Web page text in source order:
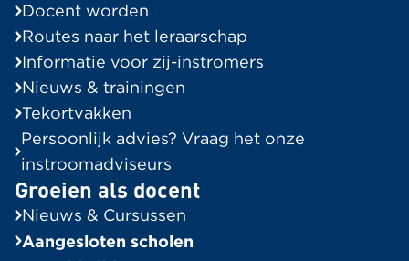
Docent worden
Routes naar het leraarschap
Informatie voor zij-instromers
Nieuws & trainingen
Tekortvakken
Persoonlijk advies? Vraag het onze
instroomadviseurs
Groeien als docent
Nieuws & Cursussen
Aangesloten scholen